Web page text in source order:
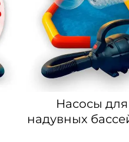
Насосы для
надувных